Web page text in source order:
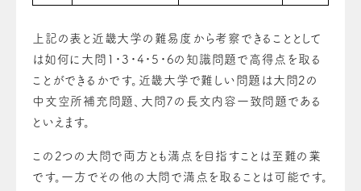
上記の表と近畿大学の難易度から考察できることとして
は如何に大問1・3・4・5・6の知識問題で高得点を取る
ことができるかです。近畿大学で難しい問題は大問2の
中文空所補充問題、大問7の長文内容一致問題である
といえます。
この2つの大問で両方とも満点を目指すことは至難の業
です。一方でその他の大問で満点を取ることは可能です。